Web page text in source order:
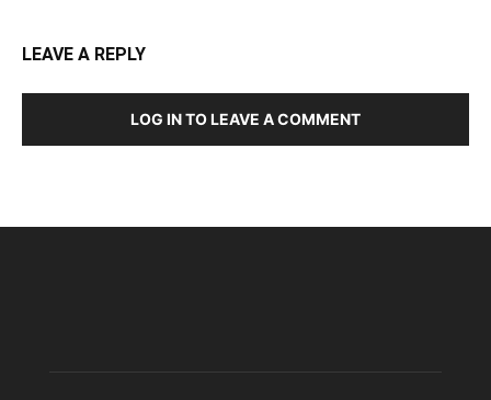
LEAVE A REPLY
LOG IN TO LEAVE A COMMENT